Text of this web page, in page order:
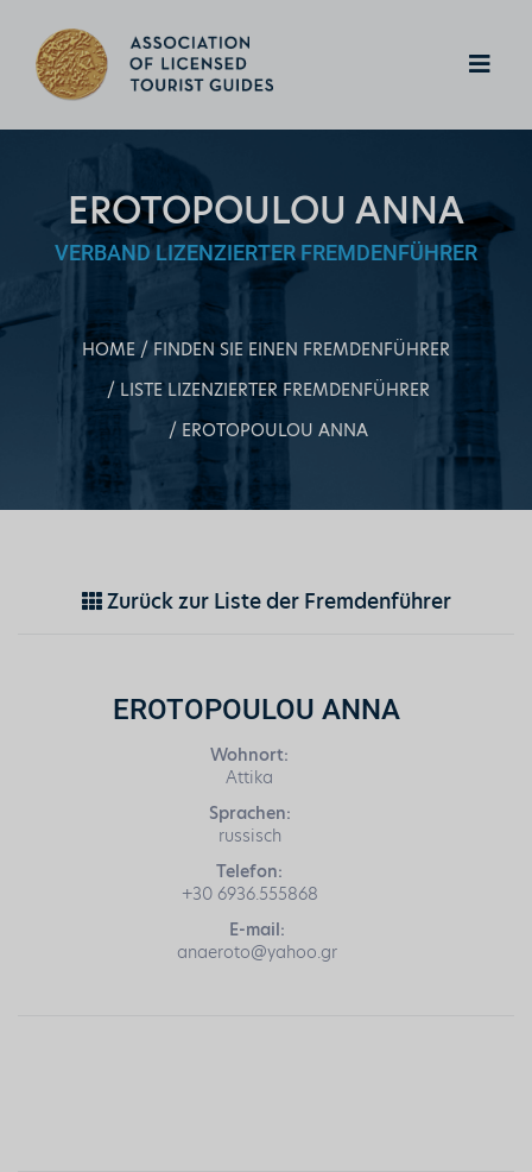
EROTOPOULOU ANNA
VERBAND LIZENZIERTER FREMDENFÜHRER
HOME
FINDEN SIE EINEN FREMDENFÜHRER
LISTE LIZENZIERTER FREMDENFÜHRER
EROTOPOULOU ANNA
Zurück zur Liste der Fremdenführer
EROTOPOULOU ANNA
Wohnort:
Attika
Sprachen:
russisch
Telefon:
+30 6936.555868
E-mail:
anaeroto@yahoo.gr